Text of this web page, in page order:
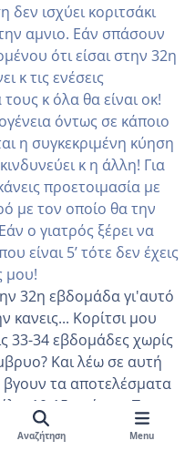
ισχύει κοριτσάκι
αμνιο. Εάν σπάσουν
ότι είσαι στην 32η
κ τις ενέσεις
κ όλα θα είναι οκ!
όντως σε κάποιο
η συγκεκριμένη κύηση
κ η άλλη! Για
προετοιμασία με
με τον οποίο θα την
ο γιατρός ξέρει να
είναι 5’ τότε δεν έχεις
μου!
32η εβδομάδα γι'αυτό
κανεις... Κορίτσι μου
33-34 εβδομάδες χωρίς
Και λέω σε αυτή
βγουν τα αποτελέσματα
10-15 ημέρες.. Το
όποτε δεν είναι
Αναζήτηση Menu